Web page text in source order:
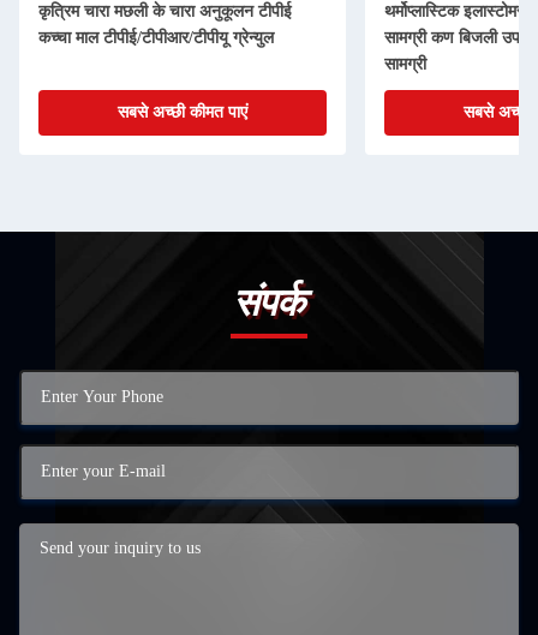
कृत्रिम चारा मछली के चारा अनुकूलन टीपीई
कच्चा माल टीपीई/टीपीआर/टीपीयू ग्रेन्युल
सबसे अच्छी कीमत पाएं
थर्मोप्लास्टिक इलास्टोमर
सामग्री कण बिजली
सामग्री
सबसे अच्छी
संपर्क